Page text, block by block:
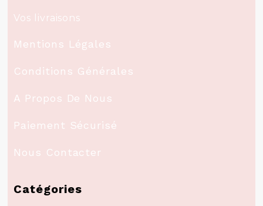
Vos livraisons
Mentions Légales
Conditions Générales
A Propos De Nous
Paiement Sécurisé
Nous Contacter
Catégories